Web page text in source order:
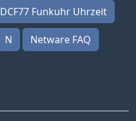
DCF77 Funkuhr Uhrzeit
N Netware FAQ